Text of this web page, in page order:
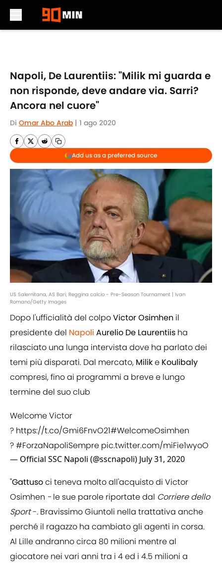
Napoli, De Laurentiis: "Milik mi guarda e
non risponde, deve andare via. Sarri?
Ancora nel cuore"
Di Omar Abo Arab | 1 ago 2020
Add us as a preferred source
US Salernitana, AS Bari, Reggina calcio - Pre-Season Tournament | Ivan
Romano/Getty Images
Dopo l'ufficialità del colpoVictorOsimhen il
presidente del Napoli Aurelio De Laurentiis ha
rilasciato una lunga intervista dove ha parlato dei
temi più disparati. Dal mercato, Milike Koulibaly
compresi, fino ai programmi a breve e lungo
termine del suo club
Welcome Victor
? https://t.co/Gmi6FnvO21#WelcomeOsimhen
?#ForzaNapoliSempre pic.twitter.com/miFie1wyoO
— Official SSC Napoli (@sscnapoli) July 31, 2020
"Gattusoci teneva molto all'acquisto di Victor
Osimhen -le sue parole riportate dal Corriere dello
Sport-. Bravissimo Giuntoli nella trattativa anche
perché il ragazzo ha cambiato gli agenti in corsa.
Al Lille andranno circa 80 milioni mentre al
giocatore nei vari anni tra i 4 ed i 4.5 milioni a